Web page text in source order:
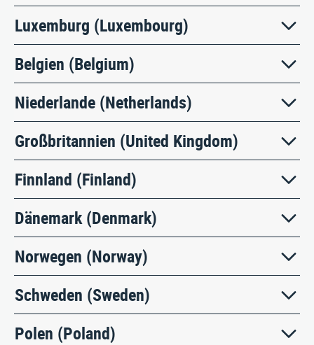
KONTAKT
Nusser Stadtmöbel GmbH & Co. KG
Max-Eyth-Straße 33, D-71364 Winnenden
Telefax: 07195 / 693-123
E‑Mail:nusser@stadtmoebel.de
Impressum
Luxemburg (Luxembourg)
Belgien (Belgium)
Niederlande (Netherlands)
Großbritannien (United Kingdom)
Finnland (Finland)
Dänemark (Denmark)
Norwegen (Norway)
Schweden (Sweden)
Polen (Poland)